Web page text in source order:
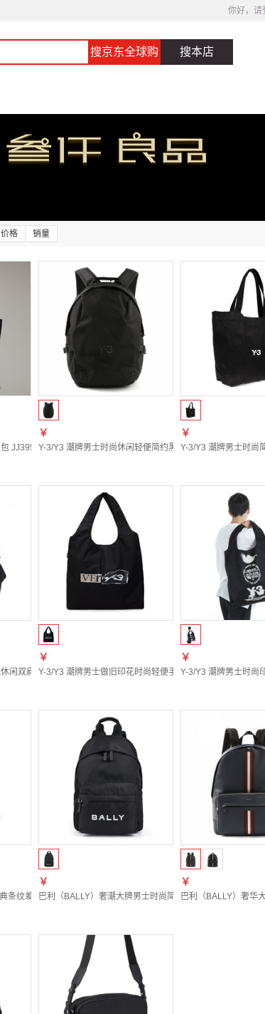
你好，请
搜京东全球购 搜本店
价格 销量
JJ3957 黑色 JJ3957 均码
￥
Y-3/Y3 潮牌男士时尚休闲轻便简约黑色双肩背包 JW6215
￥
Y-3/Y3 潮牌男士时尚
闲双肩背包 JV9721 黑色 JV9721 均码
￥
Y-3/Y3 潮牌男士做旧印花时尚轻便手提单肩包 KD0182 黑
￥
Y-3/Y3 潮牌男士时尚
条纹差旅休闲手提双肩包 MAT03N NY395 黑色 U901 均码
￥
巴利（BALLY）奢潮大牌男士时尚简约轻便尼龙双肩背包
￥
巴利（BALLY）奢华